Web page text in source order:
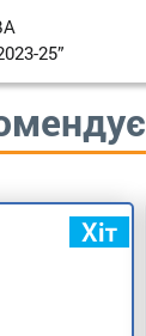
25”